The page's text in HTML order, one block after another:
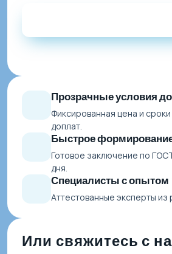
Прозрачные условия
Фиксированная цена и
доплат.
Быстрое
Готовое заключение по
дня.
Специалисты с опытом
Аттестованные эксперты
Или свяжитесь с